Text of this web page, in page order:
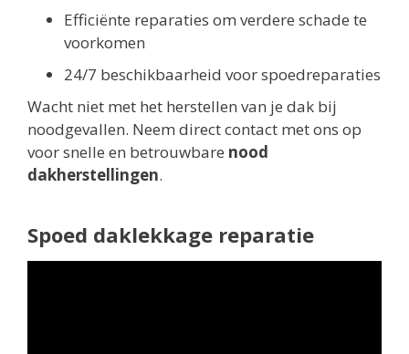
Efficiënte reparaties om verdere schade te
voorkomen
24/7 beschikbaarheid voor spoedreparaties
Wacht niet met het herstellen van je dak bij
noodgevallen. Neem direct contact met ons op
voor snelle en betrouwbare nood
dakherstellingen.
Spoed daklekkage reparatie